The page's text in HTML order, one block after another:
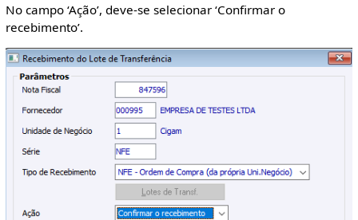
No campo ‘Ação’, deve-se selecionar ‘Confirmar o
recebimento’.